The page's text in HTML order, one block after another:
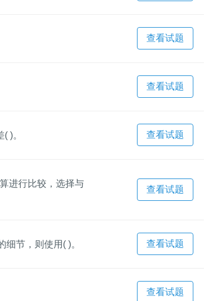
查看试题
查看试题
)。 查看试题
进行比较，选择与
查看试题
节，则使用( )。 查看试题
查看试题